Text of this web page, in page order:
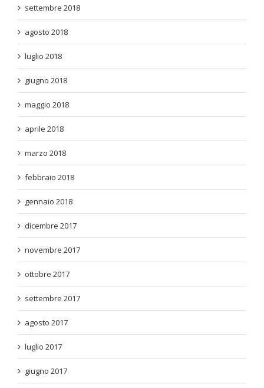
settembre 2018
agosto 2018
luglio 2018
giugno 2018
maggio 2018
aprile 2018
marzo 2018
febbraio 2018
gennaio 2018
dicembre 2017
novembre 2017
ottobre 2017
settembre 2017
agosto 2017
luglio 2017
giugno 2017